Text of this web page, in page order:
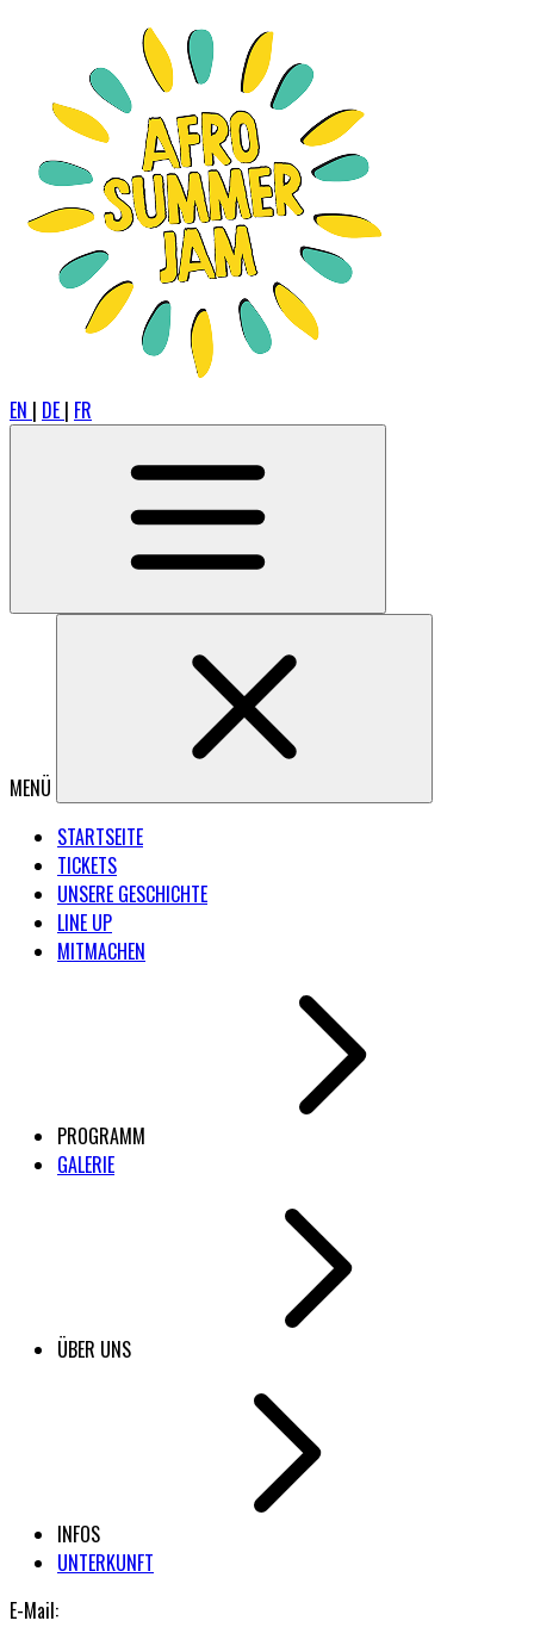
EN | DE | FR
MENÜ
STARTSEITE
TICKETS
UNSERE GESCHICHTE
LINE UP
MITMACHEN
PROGRAMM
GALERIE
ÜBER UNS
INFOS
UNTERKUNFT
E-Mail: